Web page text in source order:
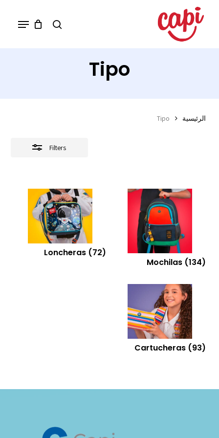
Menu
Tipo
الرئيسية Tipo
Filters
Close
Filters
Mochilas (134)
Loncheras (72)
Cartucheras (93)